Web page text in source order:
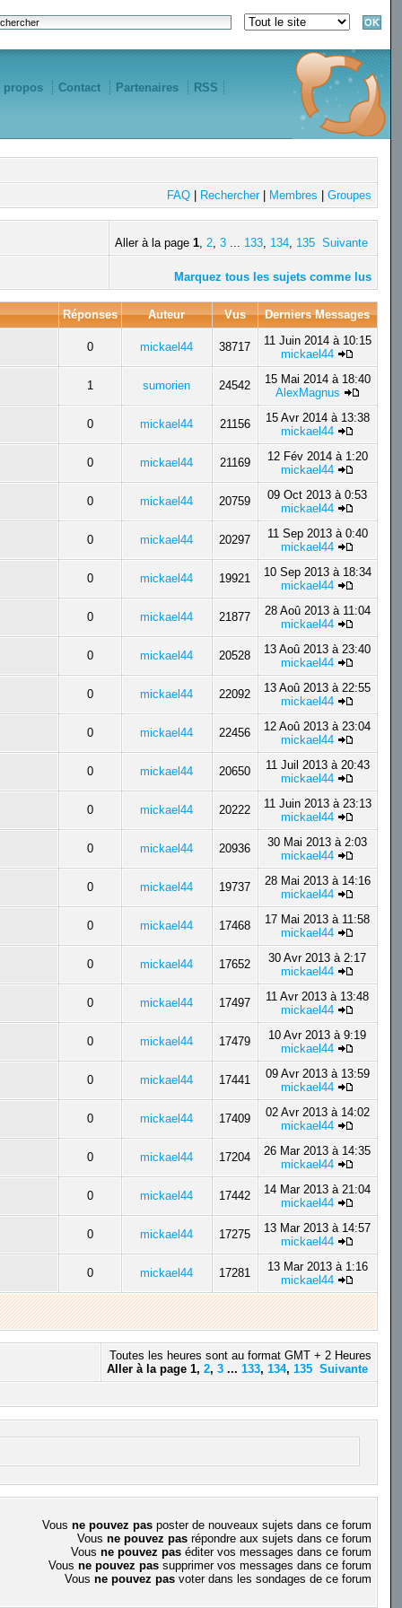
propos Contact Partenaires RSS
FAQ| Rechercher| Membres Groupes
Aller à la page 1, 2, 3... 133, 134, 135 Suivante
Marquez tous les sujets comme lus
Réponses Auteur Vus Derniers Messages
0 mickael44 38717
11 Juin 2014 à 10:15
mickael44
1 sumorien 24542
15 Mai 2014 à 18:40
AlexMagnus
0 mickael44 21156
15 Avr 2014 à 13:38
mickael44
0 mickael44 21169
12 Fév 2014 à 1:20
mickael44
0 mickael44 20759
09 Oct 2013 à 0:53
mickael44
0 mickael44 20297
11 Sep 2013 à 0:40
mickael44
0 mickael44 19921
10 Sep 2013 à 18:34
mickael44
0 mickael44 21877
28 Aoû 2013 à 11:04
mickael44
0 mickael44 20528
13 Aoû 2013 à 23:40
mickael44
0 mickael44 22092
13 Aoû 2013 à 22:55
mickael44
0 mickael44 22456
12 Aoû 2013 à 23:04
mickael44
0 mickael44 20650
11 Juil 2013 à 20:43
mickael44
0 mickael44 20222
11 Juin 2013 à 23:13
mickael44
0 mickael44 20936
30 Mai 2013 à 2:03
mickael44
0 mickael44 19737
28 Mai 2013 à 14:16
mickael44
0 mickael44 17468
17 Mai 2013 à 11:58
mickael44
0 mickael44 17652
30 Avr 2013 à 2:17
mickael44
0 mickael44 17497
11 Avr 2013 à 13:48
mickael44
0 mickael44 17479
10 Avr 2013 à 9:19
mickael44
0 mickael44 17441
09 Avr 2013 à 13:59
mickael44
0 mickael44 17409
02 Avr 2013 à 14:02
mickael44
0 mickael44 17204
26 Mar 2013 à 14:35
mickael44
0 mickael44 17442
14 Mar 2013 à 21:04
mickael44
0 mickael44 17275
13 Mar 2013 à 14:57
mickael44
0 mickael44 17281
13 Mar 2013 à 1:16
mickael44
Toutes les heures sont au format GMT + 2 Heures
Aller à la page 1, 2, 3... 133, 134, 135 Suivante
Vous ne pouvez pasposter de nouveaux sujets dans ce forum
Vous ne pouvez pasrépondre aux sujets dans ce forum
Vous ne pouvez paséditer vos messages dans ce forum
Vous ne pouvez passupprimer vos messages dans ce forum
Vous ne pouvez pasvoter dans les sondages de ce forum